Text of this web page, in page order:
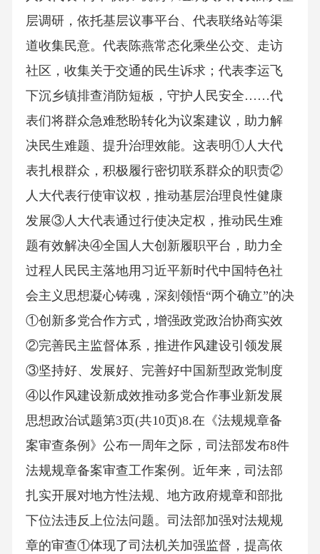
层调研，依托基层议事平台、代表联络站等渠
道收集民意。代表陈燕常态化乘坐公交、走访
社区，收集关于交通的民生诉求；代表李运飞
下沉乡镇排查消防短板，守护人民安全……代
表们将群众急难愁盼转化为议案建议，助力解
决民生难题、提升治理效能。这表明①人大代
表扎根群众，积极履行密切联系群众的职责②
人大代表行使审议权，推动基层治理良性健康
发展③人大代表通过行使决定权，推动民生难
题有效解决④全国人大创新履职平台，助力全
过程人民民主落地用习近平新时代中国特色社
会主义思想凝心铸魂，深刻领悟“两个确立”的决
①创新多党合作方式，增强政党政治协商实效
②完善民主监督体系，推进作风建设引领发展
③坚持好、发展好、完善好中国新型政党制度
④以作风建设新成效推动多党合作事业新发展
思想政治试题第3页(共10页)8.在《法规规章备
案审查条例》公布一周年之际，司法部发布8件
法规规章备案审查工作案例。近年来，司法部
扎实开展对地方性法规、地方政府规章和部批
下位法违反上位法问题。司法部加强对法规规
章的审查①体现了司法机关加强监督，提高依